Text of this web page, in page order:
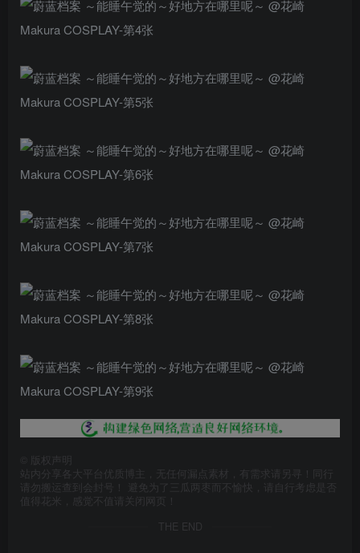
版权声明
站内分享各大平台优质博主，无任何漏点素材，有需求请另寻！同行
请勿搬运查到会封号！ 避免为了三瓜两枣而不愉快，请自行考虑是否
值得花米，感觉不值请关闭网页！
THE END